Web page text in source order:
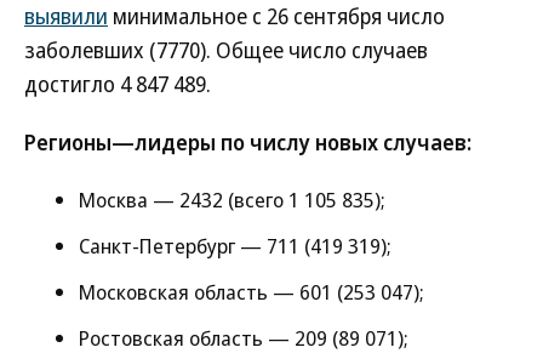
выявили минимальное с 26 сентября число
заболевших (7770). Общее число случаев
достигло 4 847 489.
Регионы—лидеры по числу новых случаев:
Москва — 2432 (всего 1 105 835);
Санкт-Петербург — 711 (419 319);
Московская область — 601 (253 047);
Ростовская область — 209 (89 071);